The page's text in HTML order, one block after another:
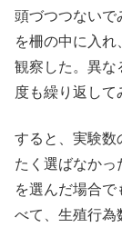
頭づつつないで
を柵の中に入
観察した。異な
度も繰り返して
すると、実験数
たく選ばなかっ
を選んだ場合
べて、生殖行為